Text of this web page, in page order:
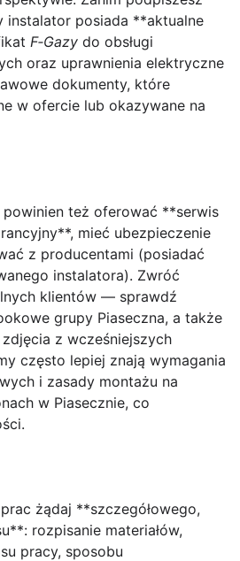
instalator posiada **aktualne
F‑Gazy do obsługi
oraz uprawnienia elektryczne
dokumenty, które
w ofercie lub okazywane na
powinien też oferować **serwis
mieć ubezpieczenie
z producentami (posiadać
instalatora). Zwróć
klientów — sprawdź
grupy Piaseczna, a także
z wcześniejszych
często lepiej znają wymagania
i zasady montażu na
w Piasecznie, co
żądaj **szczegółowego,
rozpisanie materiałów,
pracy, sposobu